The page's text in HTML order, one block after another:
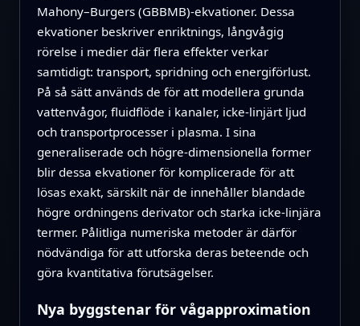
Mahony–Burgers (GBBMB)-ekvationer. Dessa
ekvationer beskriver enriktnings, långvågig
rörelse i medier där flera effekter verkar
samtidigt: transport, spridning och energiförlust.
På så sätt används de för att modellera grunda
vattenvågor, fluidflöde i kanaler, icke-linjärt ljud
och transportprocesser i plasma. I sina
generaliserade och högre-dimensionella former
blir dessa ekvationer för komplicerade för att
lösas exakt, särskilt när de innehåller blandade
högre ordningens derivator och starka icke-linjära
termer. Pålitliga numeriska metoder är därför
nödvändiga för att utforska deras beteende och
göra kvantitativa förutsägelser.
Nya byggstenar för vågapproximation